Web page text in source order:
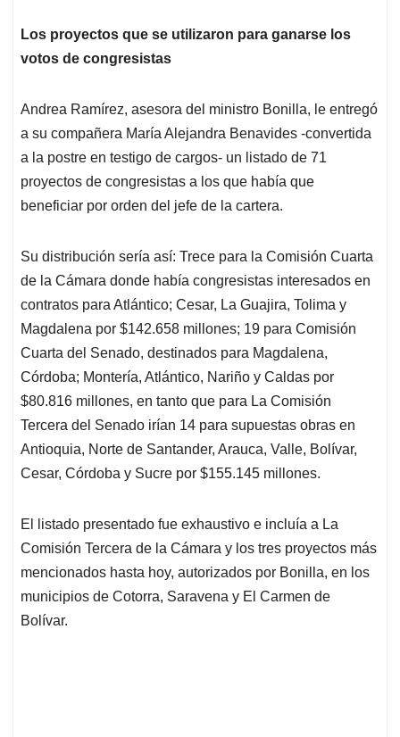
Los proyectos que se utilizaron para ganarse los
votos de congresistas
Andrea Ramírez, asesora del ministro Bonilla, le entregó
a su compañera María Alejandra Benavides -convertida
a la postre en testigo de cargos- un listado de 71
proyectos de congresistas a los que había que
beneficiar por orden del jefe de la cartera.
Su distribución sería así: Trece para la Comisión Cuarta
de la Cámara donde había congresistas interesados en
contratos para Atlántico; Cesar, La Guajira, Tolima y
Magdalena por $142.658 millones; 19 para Comisión
Cuarta del Senado, destinados para Magdalena,
Córdoba; Montería, Atlántico, Nariño y Caldas por
$80.816 millones, en tanto que para La Comisión
Tercera del Senado irían 14 para supuestas obras en
Antioquia, Norte de Santander, Arauca, Valle, Bolívar,
Cesar, Córdoba y Sucre por $155.145 millones.
El listado presentado fue exhaustivo e incluía a La
Comisión Tercera de la Cámara y los tres proyectos más
mencionados hasta hoy, autorizados por Bonilla, en los
municipios de Cotorra, Saravena y El Carmen de
Bolívar.